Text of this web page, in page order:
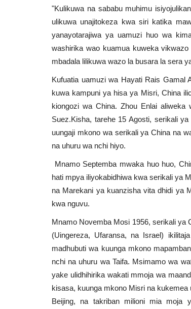
"Kulikuwa na sababu muhimu
ulikuwa unajitokeza kwa siri katika
yanayotarajiwa ya uamuzi huo wa
washirika wao kuamua kuweka
mbadala lilikuwa wazo la busara la sera
Kufuatia uamuzi wa Hayati Rais Gamal
kuwa kampuni ya hisa ya Misri, China
kiongozi wa China. Zhou Enlai
Suez.Kisha, tarehe 15 Agosti, serikali
uungaji mkono wa serikali ya China na
na uhuru wa nchi hiyo.
Mnamo Septemba mwaka huo huo,
hati mpya iliyokabidhiwa kwa serikali ya
na Marekani ya kuanzisha vita dhidi ya
kwa nguvu.
Mnamo Novemba Mosi 1956, serikali ya
(Uingereza, Ufaransa, na Israel)
madhubuti wa kuunga mkono
nchi na uhuru wa Taifa. Msimamo wa
yake ulidhihirika wakati mmoja wa
kisasa, kuunga mkono Misri na
Beijing, na takriban milioni mia moja